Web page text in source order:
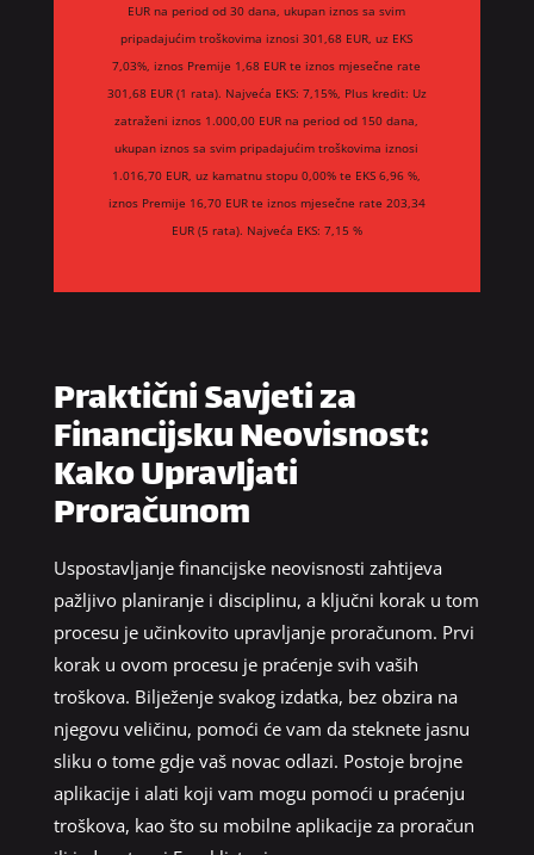
EUR na period od 30 dana, ukupan iznos sa svim
pripadajućim troškovima iznosi 301,68 EUR, uz EKS
7,03%, iznos Premije 1,68 EUR te iznos mjesečne rate
301,68 EUR (1 rata). Najveća EKS: 7,15%, Plus kredit: Uz
zatraženi iznos 1.000,00 EUR na period od 150 dana,
ukupan iznos sa svim pripadajućim troškovima iznosi
1.016,70 EUR, uz kamatnu stopu 0,00% te EKS 6,96 %,
iznos Premije 16,70 EUR te iznos mjesečne rate 203,34
EUR (5 rata). Najveća EKS: 7,15 %
Praktični Savjeti za
Financijsku Neovisnost:
Kako Upravljati
Proračunom
Uspostavljanje financijske neovisnosti zahtijeva
pažljivo planiranje i disciplinu, a ključni korak u tom
procesu je učinkovito upravljanje proračunom. Prvi
korak u ovom procesu je praćenje svih vaših
troškova. Bilježenje svakog izdatka, bez obzira na
njegovu veličinu, pomoći će vam da steknete jasnu
sliku o tome gdje vaš novac odlazi. Postoje brojne
aplikacije i alati koji vam mogu pomoći u praćenju
troškova, kao što su mobilne aplikacije za proračun